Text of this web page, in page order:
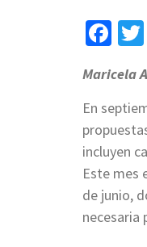
Maricela
En
incluyen
Este mes
de junio,
necesaria